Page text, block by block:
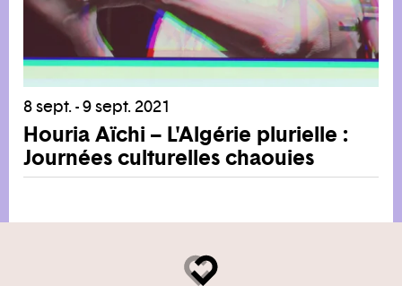
8 sept. - 9 sept. 2021
Houria Aïchi – L'Algérie plurielle :
Journées culturelles chaouies